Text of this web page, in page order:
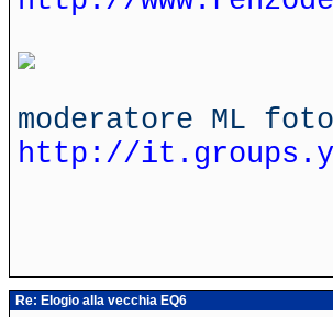
moderatore ML
http://
Re: Elogio alla vecchia EQ6